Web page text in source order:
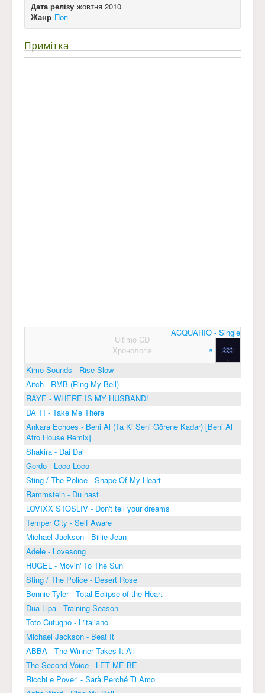
Дата релізу жовтня 2010
Жанр Поп
Примітка
Ultimo CD
Хронологія
ACQUARIO - Single
»
Kimo Sounds - Rise Slow
Aitch - RMB (Ring My Bell)
RAYE - WHERE IS MY HUSBAND!
DA TI - Take Me There
Ankara Echoes - Beni Al (Ta Ki Seni Görene Kadar) [Beni Al
Afro House Remix]
Shakira - Dai Dai
Gordo - Loco Loco
Sting / The Police - Shape Of My Heart
Rammstein - Du hast
LOVIXX STOSLIV - Don't tell your dreams
Temper City - Self Aware
Michael Jackson - Billie Jean
Adele - Lovesong
HUGEL - Movin' To The Sun
Sting / The Police - Desert Rose
Bonnie Tyler - Total Eclipse of the Heart
Dua Lipa - Training Season
Toto Cutugno - L'italiano
Michael Jackson - Beat It
ABBA - The Winner Takes It All
The Second Voice - LET ME BE
Ricchi e Poveri - Sarà Perché Ti Amo